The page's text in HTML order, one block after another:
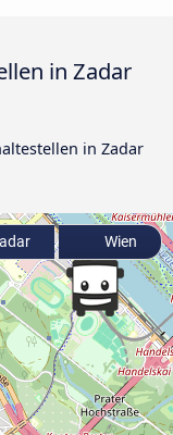
in Zadar
in Zadar
Wien